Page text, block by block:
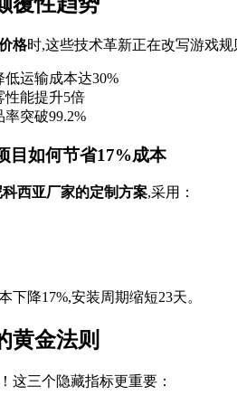
格时,这些技术革新正在改写游戏规
低运输成本达30%
性能提升5倍
率突破99.2%
目如何节省17%成本
科西亚厂家的定制方案,采用：
下降17%,安装周期缩短23天。
黄金法则
！这三个隐藏指标更重要：